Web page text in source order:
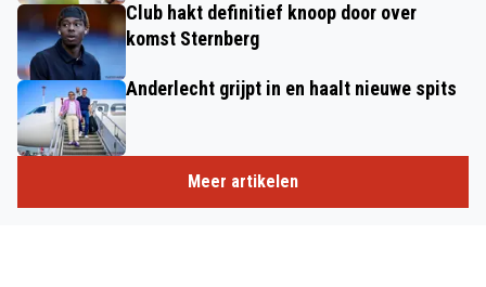
Club hakt definitief knoop door over
komst Sternberg
Anderlecht grijpt in en haalt nieuwe spits
Meer artikelen